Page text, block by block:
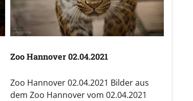
Zoo Hannover 02.04.2021
Zoo Hannover 02.04.2021 Bilder aus
dem Zoo Hannover vom 02.04.2021